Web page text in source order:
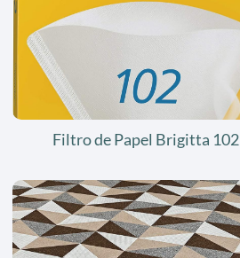
Filtro de Papel Brigitta 102